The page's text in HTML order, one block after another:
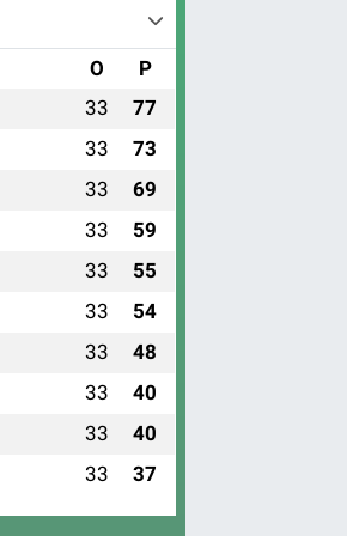
O P
33 77
33 73
33 69
33 59
33 55
33 54
33 48
33 40
33 40
33 37